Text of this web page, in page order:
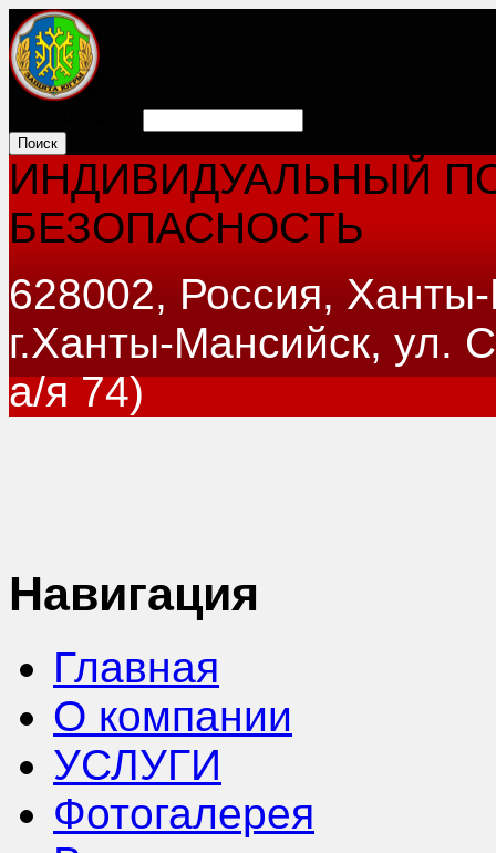
ИНДИВИДУАЛЬНЫЙ
БЕЗОПАСНОСТЬ
628002, Россия,
г.Ханты-Мансийск, ул.
а/я 74)
Навигация
Главная
О компании
УСЛУГИ
Фотогалерея